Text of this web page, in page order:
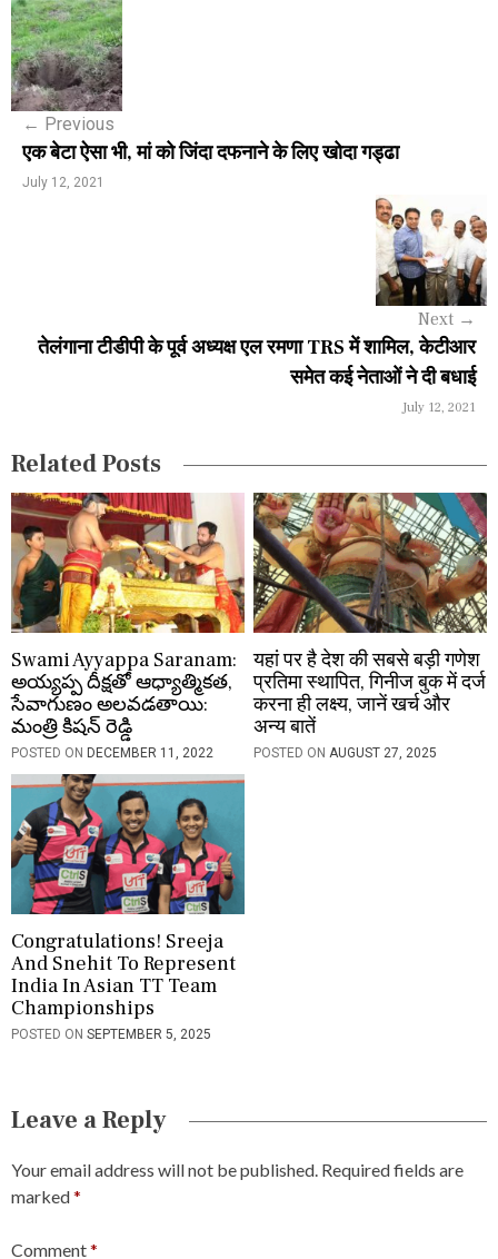
P
o
s
n
i
o
n
← Previous
एक बेटा ऐसा भी, मां को जिंदा दफनाने के लिए खोदा गड्ढा
July 12, 2021
Next →
तेलंगाना टीडीपी के पूर्व अध्यक्ष एल रमणा TRS में शामिल, केटीआर
समेत कई नेताओं ने दी बधाई
July 12, 2021
Related Posts
Swami Ayyappa Saranam:
అయ్యప్ప దీక్షతో ఆధ్యాత్మికత,
సేవాగుణం అలవడతాయి:
మంత్రి కిషన్ రెడ్డి
POSTED ON DECEMBER 11, 2022
यहां पर है देश की सबसे बड़ी गणेश
प्रतिमा स्थापित, गिनीज बुक में दर्ज
करना ही लक्ष्य, जानें खर्च और
अन्य बातें
POSTED ON AUGUST 27, 2025
Congratulations! Sreeja
And Snehit To Represent
India In Asian TT Team
Championships
POSTED ON SEPTEMBER 5, 2025
Leave a Reply
Your email address will not be published. Required fields are
marked*
Comment*